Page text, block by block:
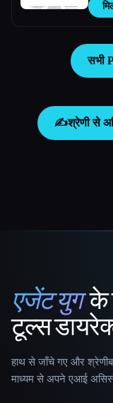
सभी
✍️श्रेणी से
That AI
एजेंट युगके
टूल्स
हाथ से जाँचे गए और
माध्यम से अपने एआई